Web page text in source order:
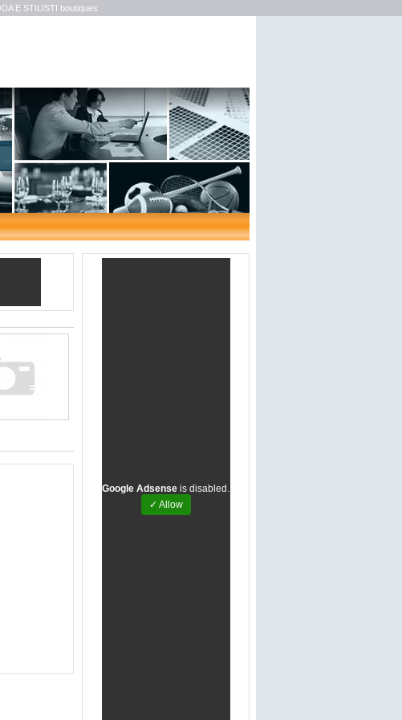
E STILISTI boutiques
Google Adsense is disabled.
✓ Allow